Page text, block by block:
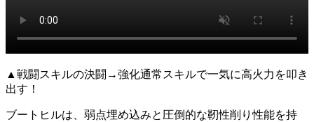
▲戦闘スキルの決闘→強化通常スキルで一気に高火力を叩き
出す！
ブートヒルは、弱点埋め込みと圧倒的な靭性削り性能を持